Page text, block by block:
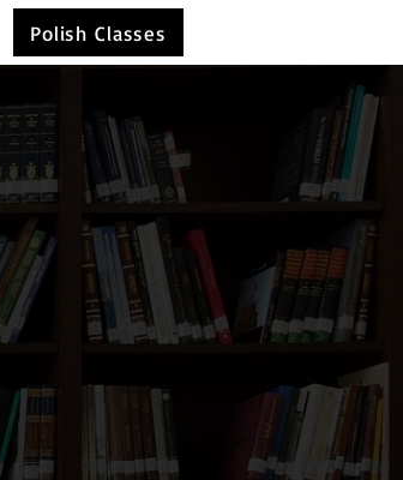
Polish Classes